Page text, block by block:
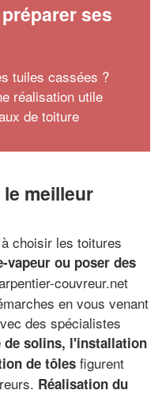
ses
tuiles cassées ?
réalisation utile
de toiture
meilleur
choisir les toitures
vapeur ou poser des
couvreur.net
en vous venant
des spécialistes
de solins, l'installation
de tôles figurent
Réalisation du